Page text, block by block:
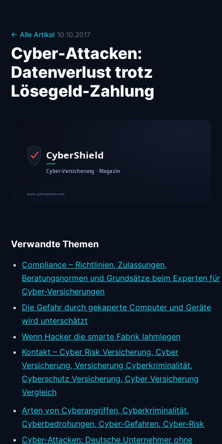
← Alle Artikel 10.10.2017
Cyber-Attacken:
Datenverlust trotz
Lösegeld-Zahlung
Verwandte Themen
Compliance – Richtlinien, Zulassungen,
Beratungsnormen und Grundsätze beim Experten für
Cyber-Versicherungen
Die Gefahr durch gekaperte Computer und Geräte
wird unterschätzt
Wenn Hacker die smarte Fabrik lahmlegen
Kontakt – Cyber Risk Versicherung, Cyber
Versicherung, Versicherung Cyberkriminalität,
Cyberschutz Versicherung, Cyber Versicherung
Vergleich
Arten von Cyberangriffen, Cyberkriminalität,
Cyberbedrohungen, Cyber-Gefahren, Cyber-Risk
Cyber-Attacken: Deutsche Unternehmer ohne